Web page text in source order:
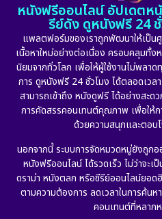
หนังฟรีออนไลน์ อัปเดตห
รีย์ดัง ดูหนังฟรี 24
แพลตฟอร์มของเราถูกพัฒนาให้เป็น
เนื้อหาใหม่อย่างต่อเนื่อง ครอบคลุมทั้
นิยมจากทั่วโลก เพื่อให้ผู้ใช้งานไม่พลา
การ ดูหนังฟรี 24 ชั่วโมง ได้ตลอดเวล
สามารถเข้าถึง หนังดูฟรี ได้อย่างสะ
การคัดสรรคอนเทนต์คุณภาพ เพื่อให้
ด้วยความสนุกและตอบ
นอกจากนี้ ระบบการจัดหมวดหมู่ยังถูกอ
หนังฟรีออนไลน์ ได้รวดเร็ว ไม่ว่าจะ
ดราม่า หนังตลก หรือซีรีย์ออนไลน์ยอ
ตามความต้องการ ลดเวลาในการค้นห
คอนเทนต์ที่หลาก